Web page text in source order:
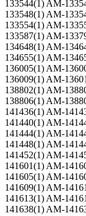
133544(1) AM-
133548(1) AM-
133554(1) AM-
133587(1) AM-
134648(1) AM-
134655(1) AM-
136005(1) AM-
136009(1) AM-
138802(1) AM-
138806(1) AM-
141436(1) AM-
141440(1) AM-
141444(1) AM-
141448(1) AM-
141452(1) AM-
141601(1) AM-
141605(1) AM-
141609(1) AM-
141613(1) AM-
141638(1) AM-